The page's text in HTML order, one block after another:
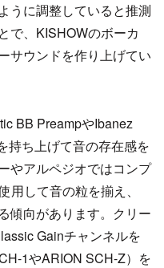
うに調整していると推測
で、KISHOWのボーカ
サウンドを作り上げてい
BB PreampやIbanez
持ち上げて音の存在感を
やアルペジオではコンプ
用して音の粒を揃え、
傾向があります。クリー
Gainチャンネルを
1やARION SCH-Z）を